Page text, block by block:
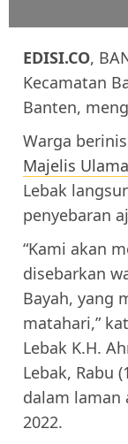
EDISI.CO,
Kecamatan
Banten,
Warga
Majelis
Lebak
penyebaran
“Kami akan
disebarkan
Bayah, yang
matahari,”
Lebak K.H.
Lebak, Rabu
dalam laman
2022.